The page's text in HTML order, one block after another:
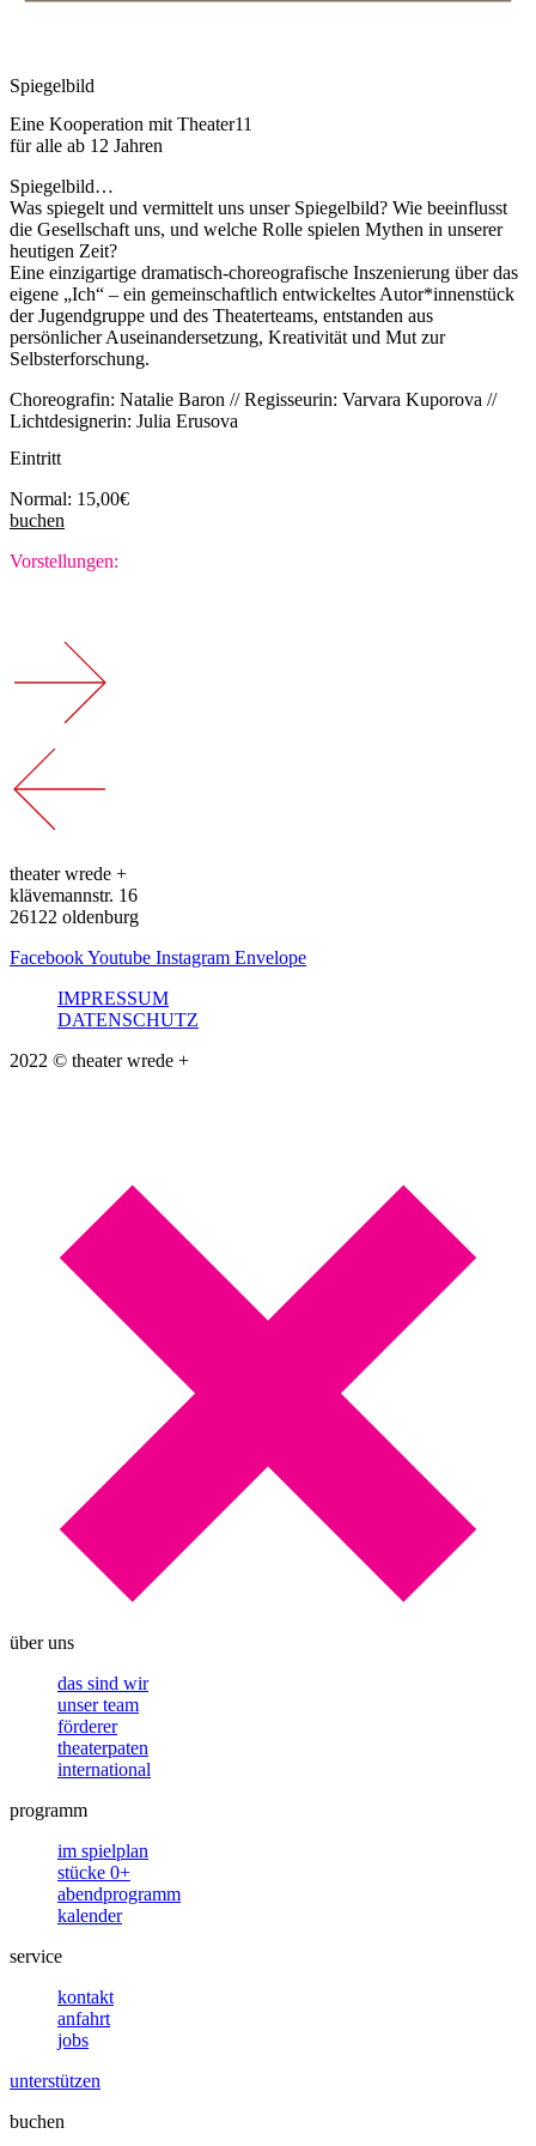
Spiegelbild
Eine Kooperation mit Theater11
für alle ab 12 Jahren
Spiegelbild…
Was spiegelt und vermittelt uns unser Spiegelbild? Wie beeinflusst
die Gesellschaft uns, und welche Rolle spielen Mythen in unserer
heutigen Zeit?
Eine einzigartige dramatisch-choreografische Inszenierung über das
eigene „Ich“ – ein gemeinschaftlich entwickeltes Autor*innenstück
der Jugendgruppe und des Theaterteams, entstanden aus
persönlicher Auseinandersetzung, Kreativität und Mut zur
Selbsterforschung.
Choreografin: Natalie Baron // Regisseurin: Varvara Kuporova //
Lichtdesignerin: Julia Erusova
Eintritt
Normal: 15,00€
buchen
Vorstellungen:
theater wrede +
klävemannstr. 16
26122 oldenburg
FacebookYoutube Instagram Envelope
IMPRESSUM
DATENSCHUTZ
2022 © theater wrede +
über uns
das sind wir
unser team
förderer
theaterpaten
international
programm
im spielplan
stücke 0+
abendprogramm
kalender
service
kontakt
anfahrt
jobs
unterstützen
buchen